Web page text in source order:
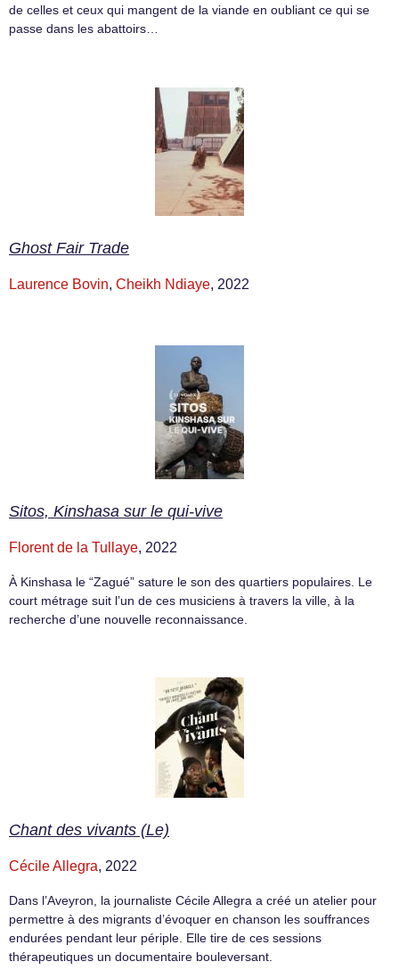
de celles et ceux qui mangent de la viande en oubliant ce qui se
passe dans les abattoirs…
Ghost Fair Trade
Laurence Bovin, Cheikh Ndiaye, 2022
Sitos, Kinshasa sur le qui-vive
Florent de la Tullaye, 2022
À Kinshasa le “Zagué” sature le son des quartiers populaires. Le
court métrage suit l’un de ces musiciens à travers la ville, à la
recherche d’une nouvelle reconnaissance.
Chant des vivants (Le)
Cécile Allegra, 2022
Dans l’Aveyron, la journaliste Cécile Allegra a créé un atelier pour
permettre à des migrants d’évoquer en chanson les souffrances
endurées pendant leur périple. Elle tire de ces sessions
thérapeutiques un documentaire bouleversant.